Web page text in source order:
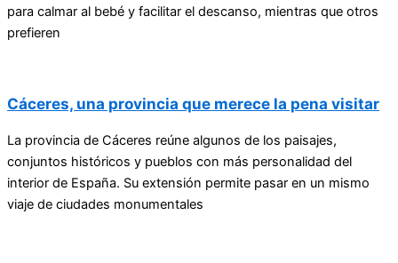
para calmar al bebé y facilitar el descanso, mientras que otros
prefieren
Cáceres, una provincia que merece la pena visitar
La provincia de Cáceres reúne algunos de los paisajes,
conjuntos históricos y pueblos con más personalidad del
interior de España. Su extensión permite pasar en un mismo
viaje de ciudades monumentales